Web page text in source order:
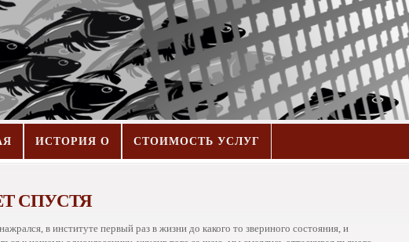
ИСТОРИЯ О СТОИМОСТЬ УСЛУГ
СПУСТЯ
в институте первый раз в жизни до какого то звериного состояния, и